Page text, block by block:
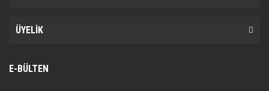
ÜYELİK
E-BÜLTEN